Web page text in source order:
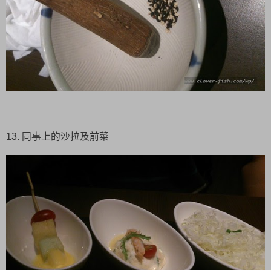
13. 同事上的沙拉及前菜